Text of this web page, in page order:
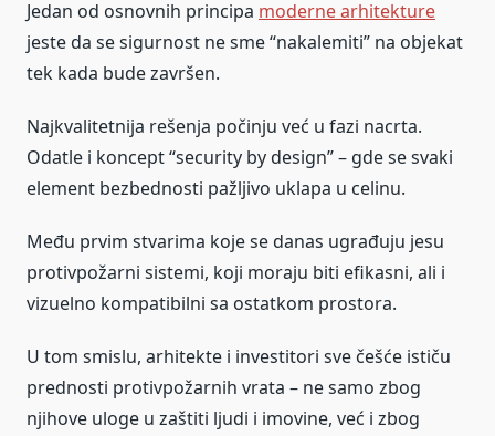
Jedan od osnovnih principa moderne arhitekture
jeste da se sigurnost ne sme “nakalemiti” na objekat
tek kada bude završen.
Najkvalitetnija rešenja počinju već u fazi nacrta.
Odatle i koncept “security by design” – gde se svaki
element bezbednosti pažljivo uklapa u celinu.
Među prvim stvarima koje se danas ugrađuju jesu
protivpožarni sistemi, koji moraju biti efikasni, ali i
vizuelno kompatibilni sa ostatkom prostora.
U tom smislu, arhitekte i investitori sve češće ističu
prednosti protivpožarnih vrata – ne samo zbog
njihove uloge u zaštiti ljudi i imovine, već i zbog